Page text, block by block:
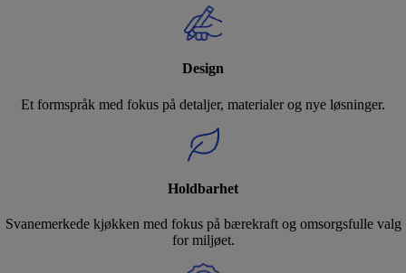
Design
Et formspråk med fokus på detaljer, materialer og nye løsninger.
Holdbarhet
Svanemerkede kjøkken med fokus på bærekraft og omsorgsfulle valg
for miljøet.